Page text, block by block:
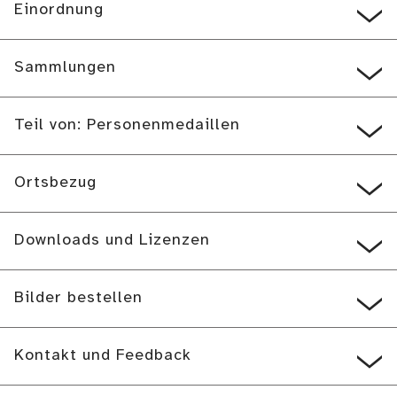
Einordnung
Sammlungen
Teil von: Personenmedaillen
Ortsbezug
Downloads und Lizenzen
Bilder bestellen
Kontakt und Feedback